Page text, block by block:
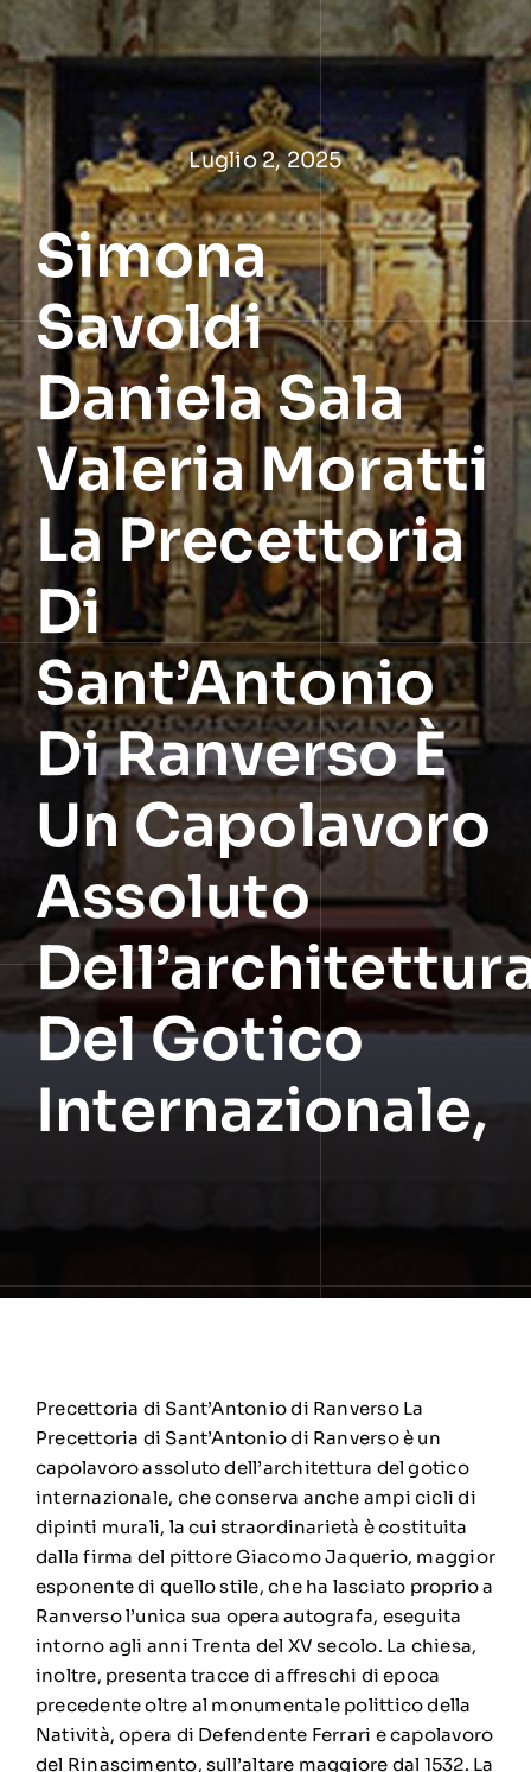
Salta
al
contenuto
Luglio 2, 2025
Simona
Savoldi
Daniela Sala
Valeria Moratti
La Precettoria
Di
Sant’Antonio
Di Ranverso È
Un Capolavoro
Assoluto
Del Gotico
Internazionale,
Precettoria di Sant’Antonio di Ranverso La
Precettoria di Sant’Antonio di Ranverso è un
capolavoro assoluto dell’architettura del gotico
internazionale, che conserva anche ampi cicli di
dipinti murali, la cui straordinarietà è costituita
dalla firma del pittore Giacomo Jaquerio, maggior
esponente di quello stile, che ha lasciato proprio a
Ranverso l’unica sua opera autografa, eseguita
intorno agli anni Trenta del XV secolo. La chiesa,
inoltre, presenta tracce di affreschi di epoca
precedente oltre al monumentale polittico della
Natività, opera di Defendente Ferrari e capolavoro
del Rinascimento, sull’altare maggiore dal 1532. La